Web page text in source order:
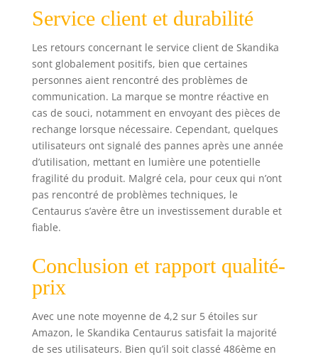
pratiques qui
permettent de
déplacer
facilement
l'appareil de sport.
Le porte-bouteille
intégré assure,
avec la gourde en
aluminium fournie,
un
approvisionnement
rapide en eau lors
d'un entraînement
d'endurance.
Service client et durabilité
Les retours concernant le service client de Skandika
sont globalement positifs, bien que certaines
personnes aient rencontré des problèmes de
communication. La marque se montre réactive en
cas de souci, notamment en envoyant des pièces de
rechange lorsque nécessaire. Cependant, quelques
utilisateurs ont signalé des pannes après une année
d’utilisation, mettant en lumière une potentielle
fragilité du produit. Malgré cela, pour ceux qui n’ont
pas rencontré de problèmes techniques, le
Centaurus s’avère être un investissement durable et
fiable.
Conclusion et rapport qualité-
prix
Avec une note moyenne de 4,2 sur 5 étoiles sur
Amazon, le Skandika Centaurus satisfait la majorité
de ses utilisateurs. Bien qu’il soit classé 486ème en